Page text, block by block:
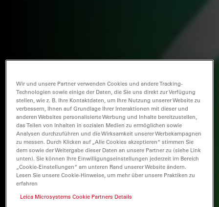
Wir und unsere Partner verwenden Cookies und andere Tracking-
Technologien sowie einige der Daten, die Sie uns direkt zur Verfügung
stellen, wie z. B. Ihre Kontaktdaten, um Ihre Nutzung unserer Website zu
verbessern, Ihnen auf Grundlage Ihrer Interaktionen mit dieser und
anderen Websites personalisierte Werbung und Inhalte bereitzustellen,
das Teilen von Inhalten in sozialen Medien zu ermöglichen sowie
Analysen durchzuführen und die Wirksamkeit unserer Werbekampagnen
zu messen. Durch Klicken auf „Alle Cookies akzeptieren“ stimmen Sie
dem sowie der Weitergabe dieser Daten an unsere Partner zu (siehe Link
unten). Sie können Ihre Einwilligungseinstellungen jederzeit im Bereich
„Cookie-Einstellungen“ am unteren Rand unserer Website ändern.
Lesen Sie unsere Cookie-Hinweise, um mehr über unsere Praktiken zu
erfahren
Leica Microsystems Cookie Partners Details